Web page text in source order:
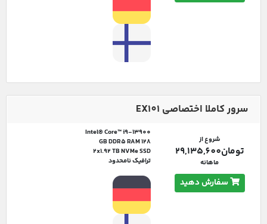
سرور کاملا اختصاصی EX101
Intel® Core™ i9-13900
128 GB DDR5 RAM
2x1.92 TB NVMe SSD
ترافیک نامحدود
شروع از
تومان29,135,600
ماهانه
سفارش دهید